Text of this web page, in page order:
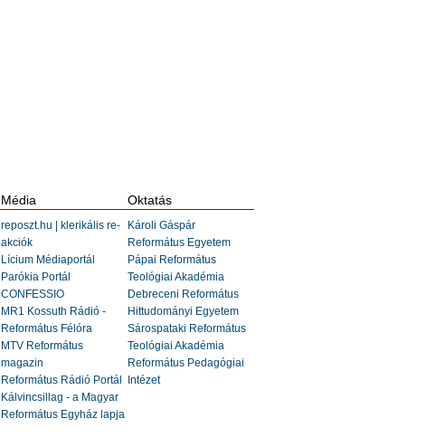
Média
reposzt.hu | klerikális re-
akciók
Lícium Médiaportál
Parókia Portál
CONFESSIO
MR1 Kossuth Rádió -
Református Félóra
MTV Református
magazin
Református Rádió Portál
Kálvincsillag - a Magyar
Református Egyház lapja
Oktatás
Károli Gáspár
Református Egyetem
Pápai Református
Teológiai Akadémia
Debreceni Református
Hittudományi Egyetem
Sárospataki Református
Teológiai Akadémia
Református Pedagógiai
Intézet